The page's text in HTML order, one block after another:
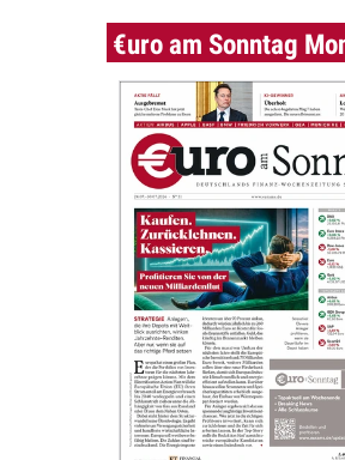
€uro am Sonntag